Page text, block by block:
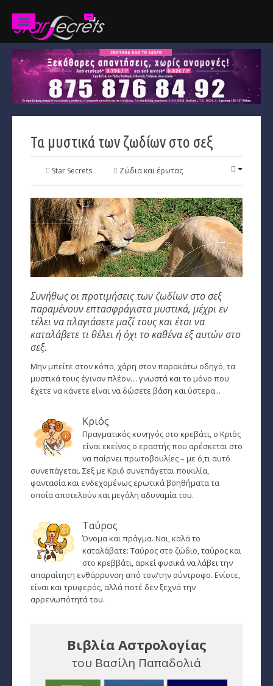
Προβλέψεις
Χαρακτηριστικά
Καρκίνος
Παρθένος
Σκορπιός
Αιγόκερως
Ινδιάνικο Ωροσκόπιο
Κέλτικο Ωροσκόπιο
Κινέζικο Ωροσκόπιο
Ερωτική Συναστρία
Εύρεση Ωροσκόπου
Αστρολογικός Χάρτης
Τα μυστικά των ζωδίων στο σεξ
Star Secrets Ζώδια και έρωτας
Συνήθως οι προτιμήσεις των ζωδίων στο σεξ
παραμένουν επτασφράγιστα μυστικά, μέχρι εν
τέλει να πλαγιάσετε μαζί τους και έτσι να
καταλάβετε τι θέλει ή όχι το καθένα εξ αυτών στο
σεξ.
Μην μπείτε στον κόπο, χάρη στον παρακάτω οδηγό, τα
μυστικά τους έγιναν πλέον… γνωστά και το μόνο που
έχετε να κάνετε είναι να δώσετε βάση και ύστερα...
Κριός
Πραγματικός κυνηγός στο κρεβάτι, ο Κριός
είναι εκείνος ο εραστής που αρέσκεται στο
να παίρνει πρωτοβουλίες – με ό,τι αυτό
συνεπάγεται. Σεξ με Κριό συνεπάγεται ποικιλία,
φαντασία και ενδεχομένως ερωτικά βοηθήματα τα
οποία αποτελούν και μεγάλη αδυναμία του.
Ταύρος
Όνομα και πράγμα. Ναι, καλά το
καταλάβατε: Ταύρος στο ζώδιο, ταύρος και
στο κρεββάτι, αρκεί φυσικά να λάβει την
απαραίτητη ενθάρρυνση από τον/την σύντροφο. Ενίοτε,
είναι και τρυφερός, αλλά ποτέ δεν ξεχνά την
αρρενωπότητά του.
Βιβλία Αστρολογίας
του Βασίλη Παπαδολιά